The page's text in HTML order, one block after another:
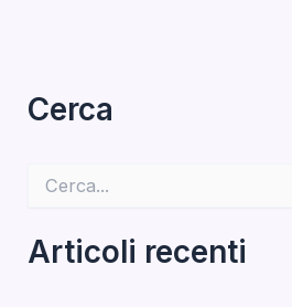
Cerca
c
a
Articoli recenti